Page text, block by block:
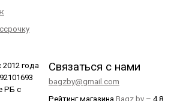
года
РБ с
Связаться с нами
bagzby@gmail.com
Рейтинг магазина Bagz.by – 4.8